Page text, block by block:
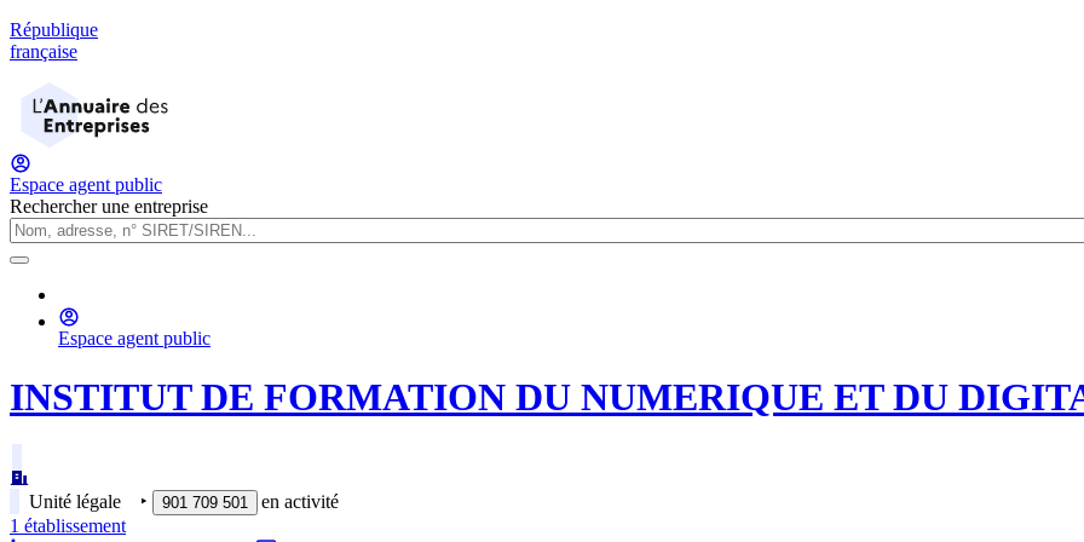
République
française
Espace agent public
Rechercher une entreprise
Espace agent public
INSTITUT DE FORMATION DU NUMERIQUE ET DU
Unité légale ‣ 901 709 501
en activité
1 établissement